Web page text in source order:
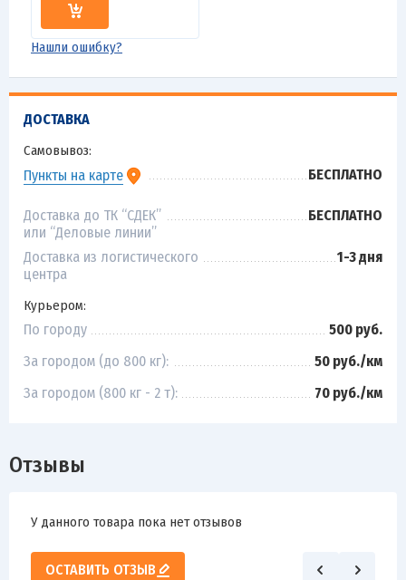
ДОСТАВКА
Самовывоз:
Пункты на карте БЕСПЛАТНО
Доставка до ТК “СДЕК”
или “Деловые линии”
БЕСПЛАТНО
Доставка из логистического
центра
1-3 дня
Курьером:
По городу
500 руб.
За городом (до 800 кг):
50 руб./км
За городом (800 кг - 2 т):
70 руб./км
Нашли ошибку?
Отзывы
У данного товара пока нет отзывов
ОСТАВИТЬ ОТЗЫВ